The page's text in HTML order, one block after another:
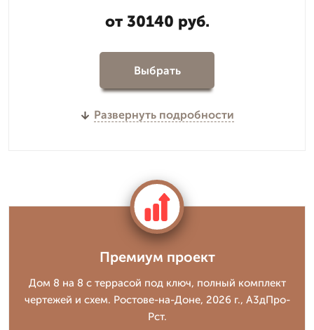
от 30140 руб.
Выбрать
Развернуть подробности
Премиум проект
Дом 8 на 8 с террасой под ключ, полный комплект
чертежей и схем. Ростове-на-Доне, 2026 г., А3дПро-
Рст.